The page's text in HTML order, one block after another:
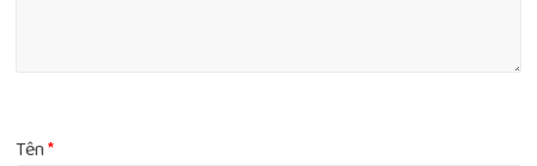
Tên*